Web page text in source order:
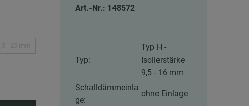
Art.-Nr.: 148572
Typ:
Typ H -
Isolierstärke
9,5 - 16 mm
Schalldämmeinla
ge:
ohne Einlage